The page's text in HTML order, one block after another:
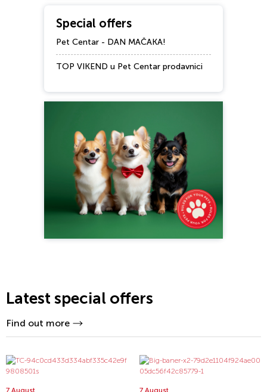
Special offers
Pet Centar - DAN MAČAKA!
TOP VIKEND u Pet Centar prodavnici
Latest special offers
Find out more
7 August 7 August